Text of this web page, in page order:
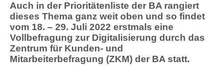
Auch in der Prioritätenliste der BA rangiert
dieses Thema ganz weit oben und so findet
vom 18. – 29. Juli 2022 erstmals eine
Vollbefragung zur Digitalisierung durch das
Zentrum für Kunden- und
Mitarbeiterbefragung (ZKM) der BA statt.